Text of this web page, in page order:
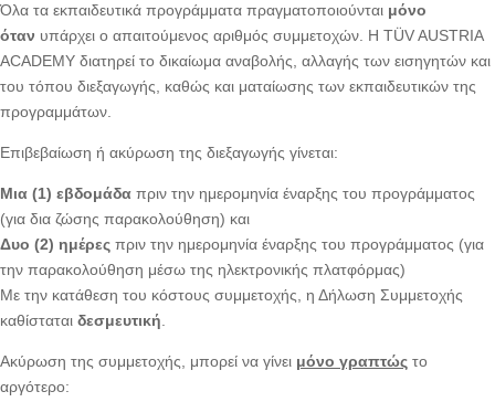
Όλα τα εκπαιδευτικά προγράμματα πραγματοποιούνται μόνο
όταν υπάρχει ο απαιτούμενος αριθμός συμμετοχών. Η TÜV AUSTRIA
ACADEMY διατηρεί το δικαίωμα αναβολής, αλλαγής των εισηγητών και
του τόπου διεξαγωγής, καθώς και ματαίωσης των εκπαιδευτικών της
προγραμμάτων.
Επιβεβαίωση ή ακύρωση της διεξαγωγής γίνεται:
Μια (1) εβδομάδα πριν την ημερομηνία έναρξης του προγράμματος
(για δια ζώσης παρακολούθηση) και
Δυο (2) ημέρες πριν την ημερομηνία έναρξης του προγράμματος (για
την παρακολούθηση μέσω της ηλεκτρονικής πλατφόρμας)
Με την κατάθεση του κόστους συμμετοχής, η Δήλωση Συμμετοχής
καθίσταται δεσμευτική
Ακύρωση της συμμετοχής, μπορεί να γίνει μόνο γραπτώς το
αργότερο: